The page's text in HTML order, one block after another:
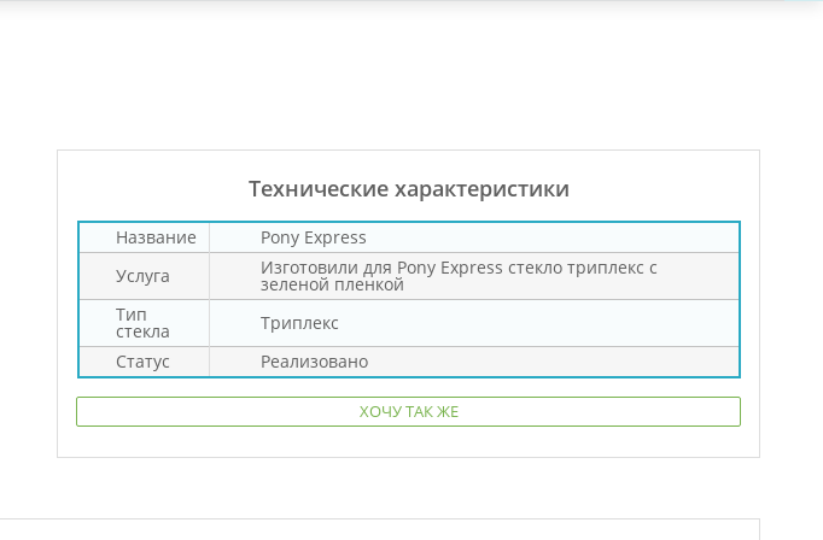
Технические характеристики
Название
Pony Express
Услуга
Изготовили для Pony Express стекло триплекс с
зеленой пленкой
Тип
стекла
Триплекс
Статус
Реализовано
ХОЧУ ТАК ЖЕ